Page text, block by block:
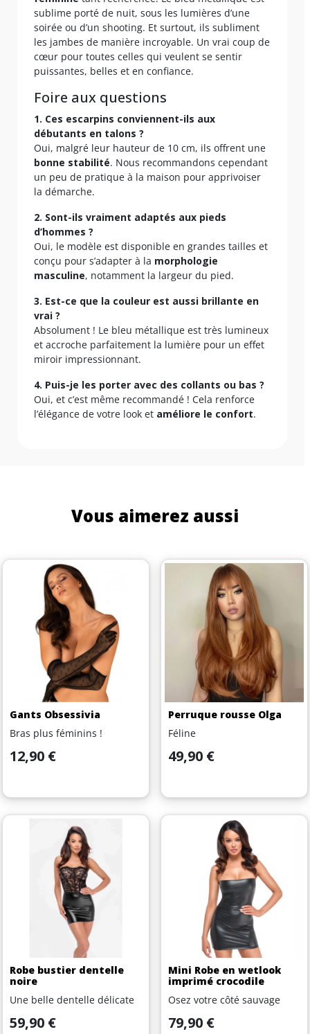
sublime porté de nuit, sous les lumières d’une
soirée ou d’un shooting. Et surtout, ils subliment
les jambes de manière incroyable. Un vrai coup de
cœur pour toutes celles qui veulent se sentir
puissantes, belles et en confiance.
Foire aux questions
1. Ces escarpins conviennent-ils aux
débutants en talons ?
Oui, malgré leur hauteur de 10 cm, ils offrent une
bonne stabilité. Nous recommandons cependant
un peu de pratique à la maison pour apprivoiser
la démarche.
2. Sont-ils vraiment adaptés aux pieds
d’hommes ?
Oui, le modèle est disponible en grandes tailles et
conçu pour s’adapter à la morphologie
masculine, notamment la largeur du pied.
3. Est-ce que la couleur est aussi brillante en
vrai ?
Absolument ! Le bleu métallique est très lumineux
et accroche parfaitement la lumière pour un effet
miroir impressionnant.
4. Puis-je les porter avec des collants ou bas ?
Oui, et c’est même recommandé ! Cela renforce
l’élégance de votre look et améliore le confort.
Vous aimerez aussi
Gants Obsessivia
Bras plus féminins !
Prix
12,90 €
Perruque rousse Olga
Féline
Prix
49,90 €
Robe bustier dentelle
noire
Une belle dentelle délicate
Prix
59,90 €
Mini Robe en wetlook
imprimé crocodile
Osez votre côté sauvage
Prix
79,90 €